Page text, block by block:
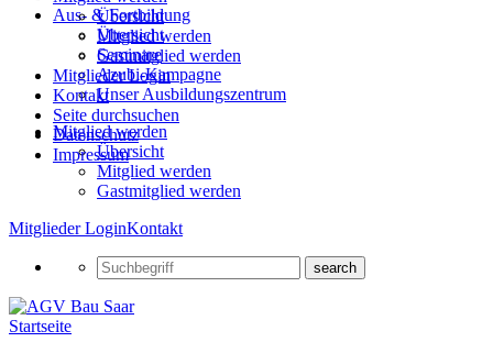
Übersicht
Mitglied werden
Gastmitglied werden
Mitglieder Login
Kontakt
Seite durchsuchen
Datenschutz
Impressum
Aus- & Fortbildung
Übersicht
Seminare
Azubi-Kampagne
Unser Ausbildungszentrum
Mitglied werden
Übersicht
Mitglied werden
Gastmitglied werden
Mitglieder LoginKontakt
Startseite